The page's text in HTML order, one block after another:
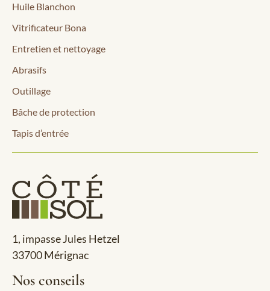
Huile Blanchon
Vitrificateur Bona
Entretien et nettoyage
Abrasifs
Outillage
Bâche de protection
Tapis d’entrée
1, impasse Jules Hetzel
33700 Mérignac
Nos conseils